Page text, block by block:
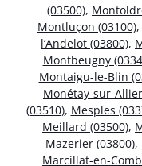
(03500),
Montluçon (03100),
l’Andelot (03800),
Montbeugny
Montaigu-le-Blin
Monétay-sur-
(03510), Mesples
Meillard (03500),
Mazerier (03800),
Marcillat-en-